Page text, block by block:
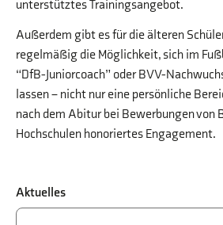
unterstütztes Trainingsangebot.
Außerdem gibt es für die älteren
regelmäßig die Möglichkeit, sich im
“DfB-Juniorcoach” oder BVV-
lassen – nicht nur eine persönliche
nach dem Abitur bei Bewerbungen von
Hochschulen honoriertes Engagement.
Aktuelles